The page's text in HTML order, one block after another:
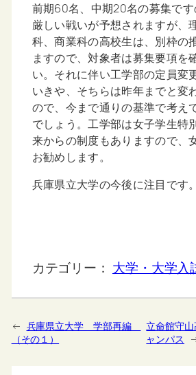
前期60名、中期20名の募集で
厳しい戦いが予想されますが、
科、商業科の高校生は、別枠の
ますので、対象者は募集要項を
い。それに伴い工学部の定員変
いきや、そちらは昨年までと変
ので、今まで通りの基準で考え
でしょう。工学部は女子学生特
来からの制度もありますので、
お勧めします。
兵庫県立大学の今後に注目です。
カテゴリー： 大学・大学入
← 兵庫県立大学 学部再編
（その１）
立命館守
ャンパス